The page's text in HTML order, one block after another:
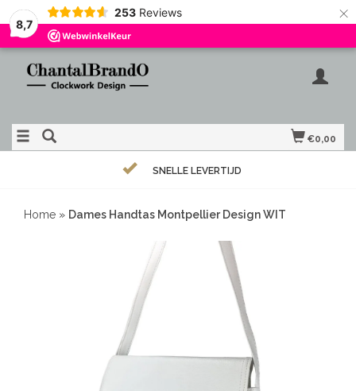
8,7
253 Reviews ×
€0,00
SNELLE LEVERTIJD
Home » Dames Handtas Montpellier Design WIT